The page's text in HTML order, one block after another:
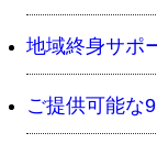
地域終身サポ
ご提供可能な